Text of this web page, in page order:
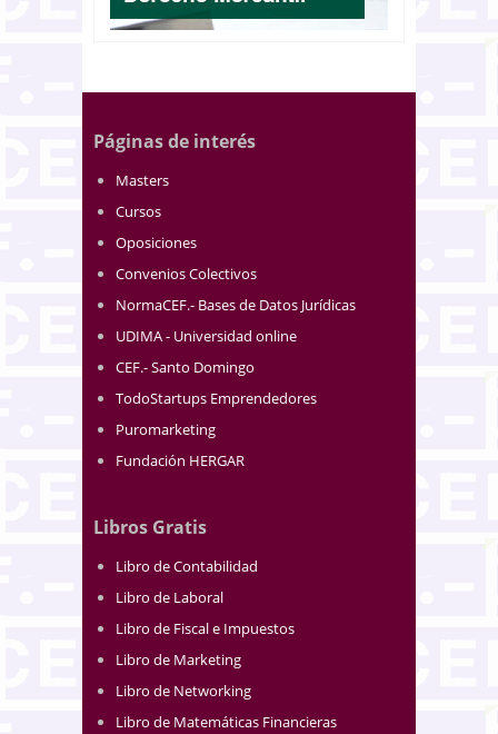
Páginas de interés
Masters
Cursos
Oposiciones
Convenios Colectivos
NormaCEF.- Bases de Datos Jurídicas
UDIMA - Universidad online
CEF.- Santo Domingo
TodoStartups Emprendedores
Puromarketing
Fundación HERGAR
Libros Gratis
Libro de Contabilidad
Libro de Laboral
Libro de Fiscal e Impuestos
Libro de Marketing
Libro de Networking
Libro de Matemáticas Financieras